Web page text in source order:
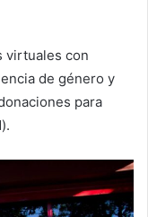
virtuales con
de género y
para